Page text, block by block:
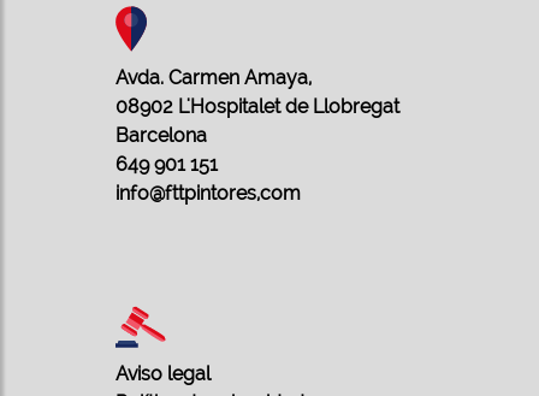
Avda. Carmen Amaya,
08902 L'Hospitalet de Llobregat
Barcelona
649 901 151
info@fttpintores,com
Aviso legal